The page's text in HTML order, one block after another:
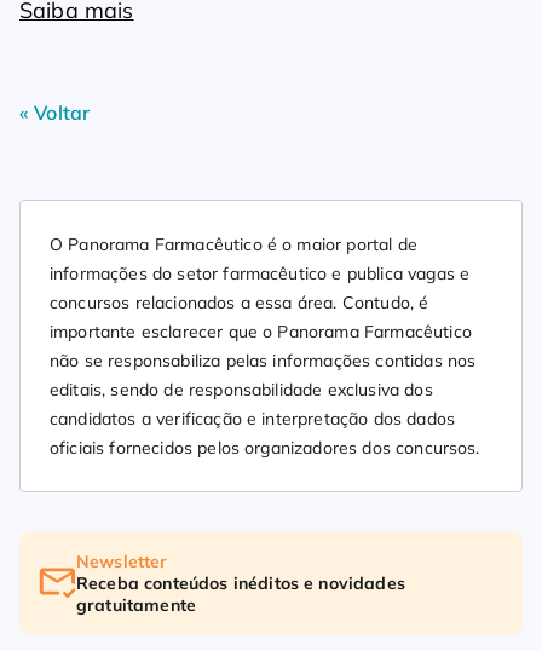
Saiba mais
« Voltar
O Panorama Farmacêutico é o maior portal de
informações do setor farmacêutico e publica vagas e
concursos relacionados a essa área. Contudo, é
importante esclarecer que o Panorama Farmacêutico
não se responsabiliza pelas informações contidas nos
editais, sendo de responsabilidade exclusiva dos
candidatos a verificação e interpretação dos dados
oficiais fornecidos pelos organizadores dos concursos.
Newsletter
Receba conteúdos inéditos e novidades
gratuitamente